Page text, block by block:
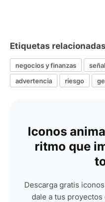
Etiquetas relacionadas
negocios y finanzas
advertencia
riesgo
Iconos
ritmo que
Descarga gratis
dale a tus proyectos